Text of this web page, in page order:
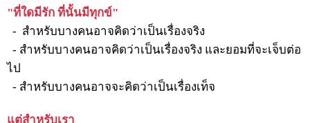
"ที่ใดมีรัก ที่นั้นมีทุกข์"
- สำหรับบางคนอาจคิดว่าเป็นเรื่องจริง
- สำหรับบางคนอาจคิดว่าเป็นเรื่องจริง และยอมที่จะเจ็บต่อ
ไป
- สำหรับบางคนอาจจะคิดว่าเป็นเรื่องเท็จ
แต่สำหรับเรา